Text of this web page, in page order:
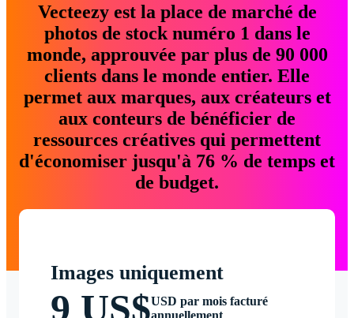
Vecteezy est la place de marché de
photos de stock numéro 1 dans le
monde, approuvée par plus de 90 000
clients dans le monde entier. Elle
permet aux marques, aux créateurs et
aux conteurs de bénéficier de
ressources créatives qui permettent
d'économiser jusqu'à 76 % de temps et
de budget.
Images uniquement
9 US$USD par mois facturé